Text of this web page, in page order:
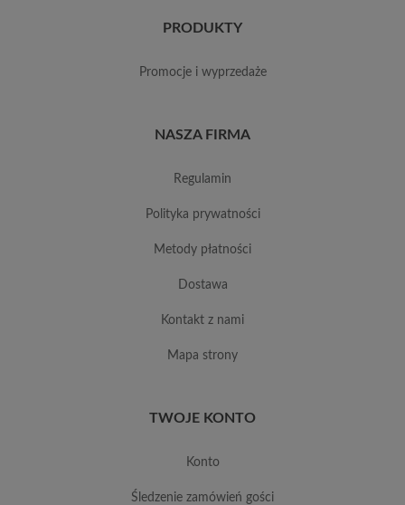
PRODUKTY
promocje i wyprzedaże
NASZA FIRMA
regulamin
polityka prywatności
metody płatności
dostawa
kontakt z nami
mapa strony
TWOJE KONTO
konto
śledzenie zamówień gości